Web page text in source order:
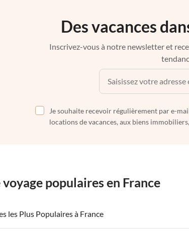
Des vacances
Inscrivez-vous à notre newsletter et
Je souhaite recevoir régulièrement par e-
locations de vacances, aux biens
populaires en France
les Plus Populaires à France